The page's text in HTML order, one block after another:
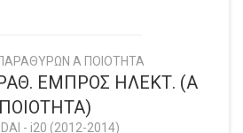
Α ΠΟΙΟΤΗΤΑ
ΕΜΠΡΟΣ ΗΛΕΚΤ. (Α
ΠΟΙΟΤΗΤΑ)
- i20 (2012-2014)